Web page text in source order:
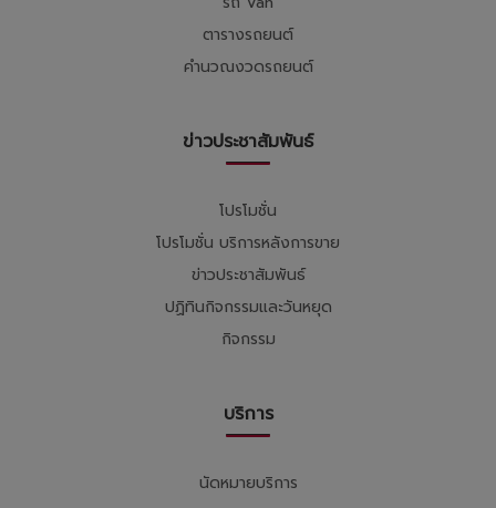
ตารางรถยนต์
คำนวณงวดรถยนต์
ข่าวประชาสัมพันธ์
โปรโมชั่น
โปรโมชั่น บริการหลังการขาย
ข่าวประชาสัมพันธ์
ปฏิทินกิจกรรมและวันหยุด
กิจกรรม
บริการ
นัดหมายบริการ